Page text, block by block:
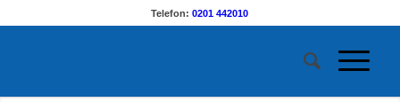
Telefon:0201 442010